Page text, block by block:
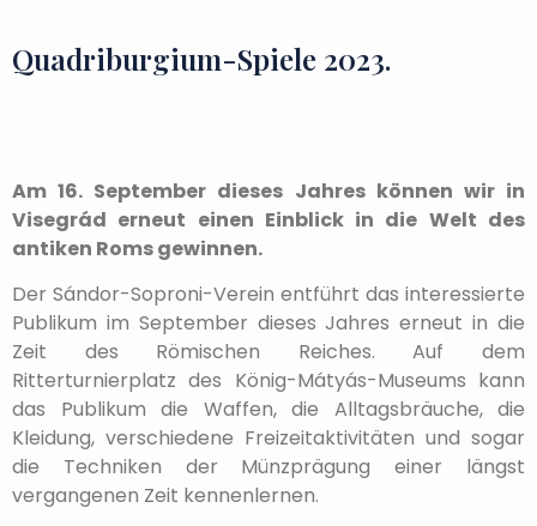
Quadriburgium-Spiele 2023.
Am 16. September dieses Jahres können wir in
Visegrád erneut einen Einblick in die Welt des
antiken Roms gewinnen.
Der Sándor-Soproni-Verein entführt das interessierte
Publikum im September dieses Jahres erneut in die
Zeit des Römischen Reiches. Auf dem
Ritterturnierplatz des König-Mátyás-Museums kann
das Publikum die Waffen, die Alltagsbräuche, die
Kleidung, verschiedene Freizeitaktivitäten und sogar
die Techniken der Münzprägung einer längst
vergangenen Zeit kennenlernen.